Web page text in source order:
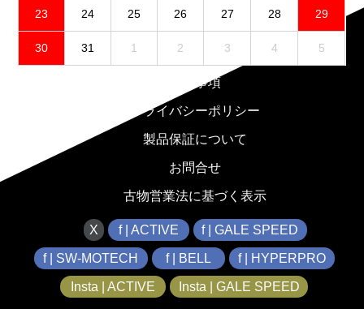
23 24 25 26 27 28 29
30 31 1 2 3 4 5
免責事項
プライバシーポリシー
製品保証について
お問合せ
古物営業法に基づく表示
X f | ACTIVE f | GALE SPEED
f | SW-MOTECH f | BELL f | HYPERPRO
Insta | ACTIVE Insta | GALE SPEED